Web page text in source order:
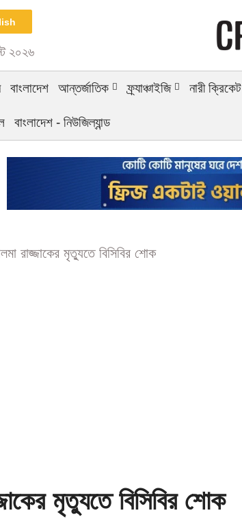
২০২৬
বাংলাদেশ আন্তর্জাতিক ফ্র্যাঞ্চাইজি নারী ক্রিকেট
বাংলাদেশ - নিউজিল্যান্ড
রাজ্জাকের মৃত্যুতে বিসিবির শোক
মৃত্যুতে বিসিবির শোক